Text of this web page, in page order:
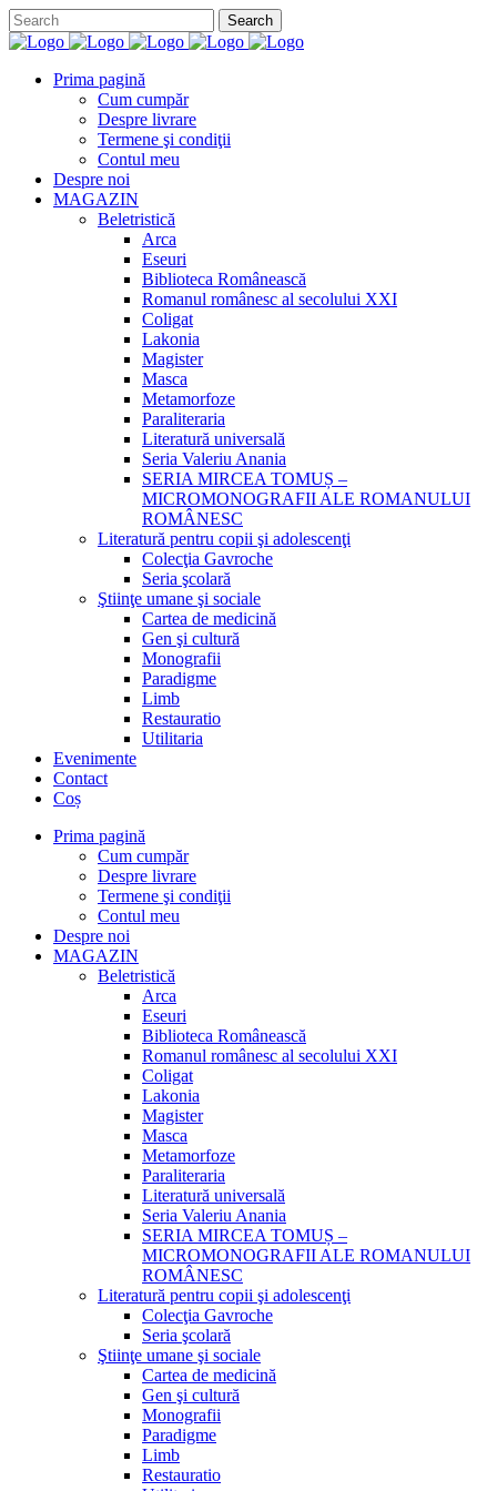
Prima pagină
Cum cumpăr
Despre livrare
Termene şi condiţii
Contul meu
Despre noi
MAGAZIN
Beletristică
Arca
Eseuri
Biblioteca Românească
Romanul românesc al secolului XXI
Coligat
Lakonia
Magister
Masca
Metamorfoze
Paraliteraria
Literatură universală
Seria Valeriu Anania
SERIA MIRCEA TOMUȘ –
MICROMONOGRAFII ALE ROMANULUI
ROMÂNESC
Literatură pentru copii şi adolescenţi
Colecţia Gavroche
Seria şcolară
Ştiinţe umane şi sociale
Cartea de medicină
Gen şi cultură
Monografii
Paradigme
Limb
Restauratio
Utilitaria
Evenimente
Contact
Coș
Prima pagină
Cum cumpăr
Despre livrare
Termene şi condiţii
Contul meu
Despre noi
MAGAZIN
Beletristică
Arca
Eseuri
Biblioteca Românească
Romanul românesc al secolului XXI
Coligat
Lakonia
Magister
Masca
Metamorfoze
Paraliteraria
Literatură universală
Seria Valeriu Anania
SERIA MIRCEA TOMUȘ –
MICROMONOGRAFII ALE ROMANULUI
ROMÂNESC
Literatură pentru copii şi adolescenţi
Colecţia Gavroche
Seria şcolară
Ştiinţe umane şi sociale
Cartea de medicină
Gen şi cultură
Monografii
Paradigme
Limb
Restauratio